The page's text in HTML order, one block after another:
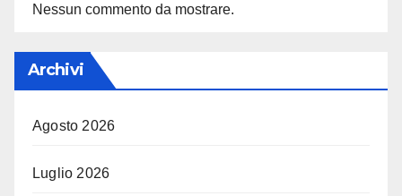
Nessun commento da mostrare.
Archivi
Agosto 2026
Luglio 2026